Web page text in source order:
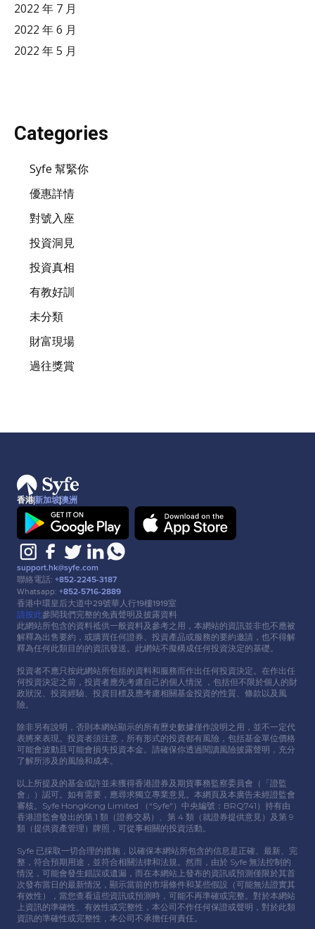
2022 年 7 月
2022 年 6 月
2022 年 5 月
Categories
Syfe 幫緊你
優惠詳情
對號入座
投資洞見
投資真相
有教好訓
未分類
財富現場
過往獎賞
香港新加坡澳洲
support.hk@syfe.com
聯絡電話: +852-2245-3187
Whatsapp: +852-5716-2889
香港中環皇后⼤道中29號華⼈⾏19樓1919室
請按此參閱我們完整的免責聲明及披露資料
此網站所包含的資料祗供⼀般資料及參考之⽤，本網站的資訊並非也不應被
解釋為出售要約，或購買任何證券、投資產品或服務的要約邀請，也不得解
釋為任何此類⽬的的資訊發送。此網站不擬構成任何投資決定的基礎。
投資者不應只按此網站所包括的資料和服務⽽作出任何投資決定。在作出任
何投資決定之前，投資者應先考慮⾃⼰的個⼈情況 ，包括但不限於個⼈的財
政狀況、投資經驗、投資⽬標及應考慮相關基⾦投資的性質、條款以及風
險。
除非另有說明，否則本網站顯示的所有歷史數據僅作說明之⽤，並不⼀定代
表將來表現。投資者須注意，所有形式的投資都有風險，包括基⾦單位價格
可能會波動且可能會損失投資本⾦。請確保你透過閱讀風險披露聲明，充分
了解所涉及的風險和成本。
以上所提及的基⾦或許並未獲得香港證券及期貨事務監察委員會（「證監
會」）認可。如有需要，應尋求獨立專業意⾒。本網頁及本廣告未經證監會
審核。Syfe HongKong Limited （“Syfe"）中央編號：BRQ741）持有由
香港證監會發出的第 1 類（證券交易）、第 4 類（就證券提供意⾒）及第 9
類（提供資產管理）牌照，可從事相關的投資活動。
Syfe 已採取⼀切合理的措施，以確保本網站所包含的信息是正確、最新、完
整，符合預期⽤途，並符合相關法律和法規。然⽽，由於 Syfe 無法控制的
情況，可能會發⽣錯誤或遺漏，⽽在本網站上發布的資訊或預測僅限於其⾸
次發布當⽇的最新情況，顯示當前的市場條件和某些假設（可能無法證實其
有效性），當您查看這些資訊或預測時，可能不再準確或完整。對於本網站
上資訊的準確性、有效性或完整性，本公司不作任何保證或聲明，對於此類
資訊的準確性或完整性，本公司不承擔任何責任。